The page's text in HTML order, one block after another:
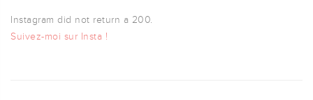
Instagram did not return a 200.
Suivez-moi sur Insta !